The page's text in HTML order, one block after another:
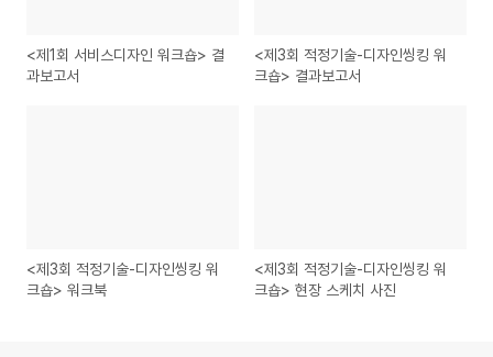
<제1회 서비스디자인 워크숍> 결
과보고서
<제3회 적정기술-디자인씽킹 워
크숍> 결과보고서
<제3회 적정기술-디자인씽킹 워
크숍> 워크북
<제3회 적정기술-디자인씽킹 워
크숍> 현장 스케치 사진